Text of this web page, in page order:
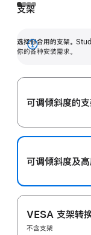
支架
选择你合用的支架。
你的各种安装需求。
展
可调倾斜度的
可调倾斜度及
VESA 支架转
不含支架